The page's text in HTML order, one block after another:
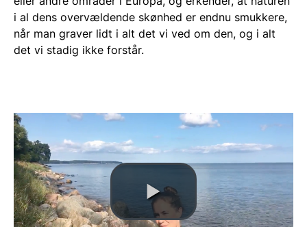
i al dens overvældende skønhed er endnu smukkere,
når man graver lidt i alt det vi ved om den, og i alt
det vi stadig ikke forstår.